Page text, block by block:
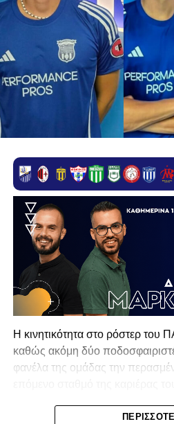
Η κινητικότητα στο ρόστερ του
καθώς ακόμη δύο
φανέλα της ομάδας την
Ο λόγος για τον Βασίλη